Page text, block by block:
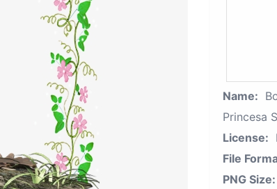
Name:
Princesa
License:
File
PNG Size: